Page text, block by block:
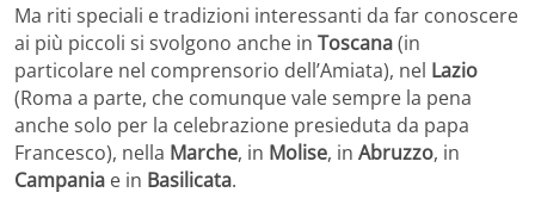
Ma riti speciali e tradizioni interessanti da far conoscere
ai più piccoli si svolgono anche in Toscana(in
particolare nel comprensorio dell’Amiata), nel Lazio
(Roma a parte, che comunque vale sempre la pena
anche solo per la celebrazione presieduta da papa
Francesco), nella Marche, in Molise, in Abruzzo, in
Campania e in Basilicata.